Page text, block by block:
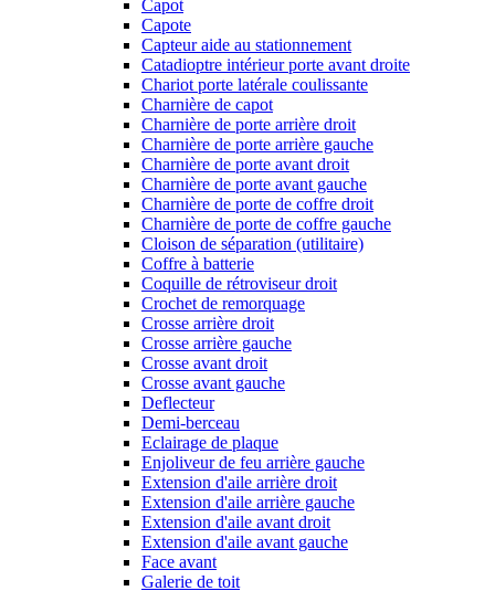
Capot
Capote
Capteur aide au stationnement
Catadioptre intérieur porte avant droite
Chariot porte latérale coulissante
Charnière de capot
Charnière de porte arrière droit
Charnière de porte arrière gauche
Charnière de porte avant droit
Charnière de porte avant gauche
Charnière de porte de coffre droit
Charnière de porte de coffre gauche
Cloison de séparation (utilitaire)
Coffre à batterie
Coquille de rétroviseur droit
Crochet de remorquage
Crosse arrière droit
Crosse arrière gauche
Crosse avant droit
Crosse avant gauche
Deflecteur
Demi-berceau
Eclairage de plaque
Enjoliveur de feu arrière gauche
Extension d'aile arrière droit
Extension d'aile arrière gauche
Extension d'aile avant droit
Extension d'aile avant gauche
Face avant
Galerie de toit